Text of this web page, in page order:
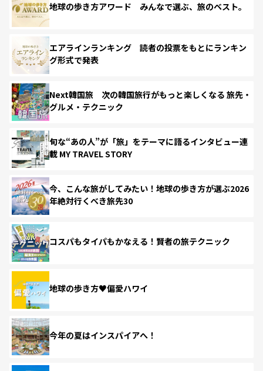
地球の歩き方アワード みんなで選ぶ、旅のベスト。
エアラインランキング 読者の投票をもとにランキン
グ形式で発表
Next韓国旅 次の韓国旅行がもっと楽しくなる 旅先・
グルメ・テクニック
旬な“あの人”が「旅」をテーマに語るインタビュー連
載 MY TRAVEL STORY
今、こんな旅がしてみたい！地球の歩き方が選ぶ2026
年絶対行くべき旅先30
コスパもタイパもかなえる！賢者の旅テクニック
地球の歩き方♥偏愛ハワイ
今年の夏はインスパイアへ！